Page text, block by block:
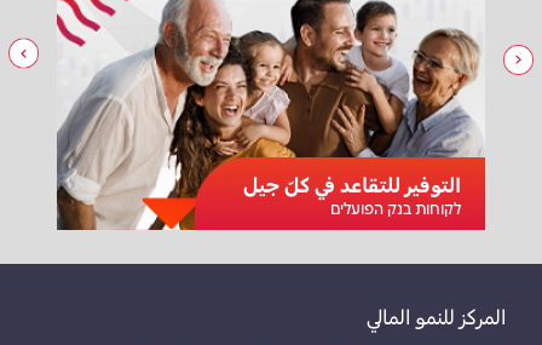
التوفير للتقاعد في كلّ جيل
לקוחות בנק הפועלים
المركز للنمو المالي